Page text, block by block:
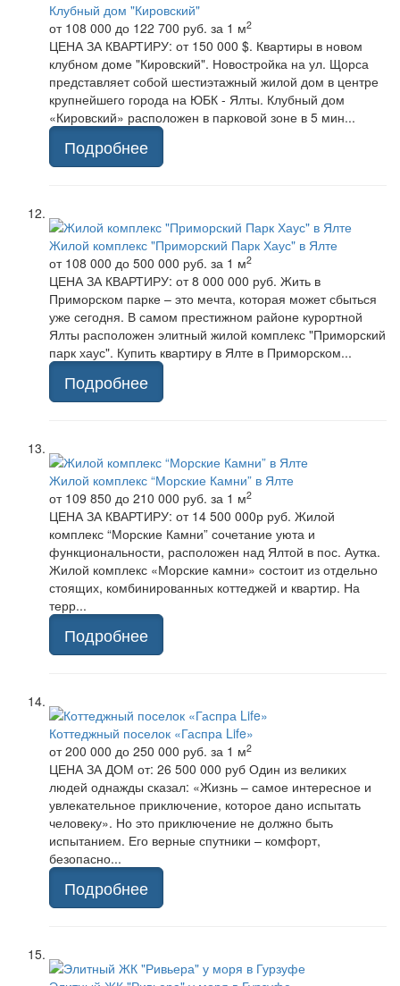
Клубный дом "Кировский"
от 108 000 до 122 700 руб. за 1 м2
ЦЕНА ЗА КВАРТИРУ: от 150 000 $. Квартиры в новом
клубном доме "Кировский". Новостройка на ул. Щорса
представляет собой шестиэтажный жилой дом в центре
крупнейшего города на ЮБК - Ялты. Клубный дом
«Кировский» расположен в парковой зоне в 5 мин...
Подробнее
Жилой комплекс "Приморский Парк Хаус" в Ялте
от 108 000 до 500 000 руб. за 1 м2
ЦЕНА ЗА КВАРТИРУ: от 8 000 000 руб. Жить в
Приморском парке – это мечта, которая может сбыться
уже сегодня. В самом престижном районе курортной
Ялты расположен элитный жилой комплекс "Приморский
парк хаус". Купить квартиру в Ялте в Приморском...
Подробнее
Жилой комплекс “Морские Камни” в Ялте
от 109 850 до 210 000 руб. за 1 м2
ЦЕНА ЗА КВАРТИРУ: от 14 500 000р руб. Жилой
комплекс “Морские Камни” сочетание уюта и
функциональности, расположен над Ялтой в пос. Аутка.
Жилой комплекс «Морские камни» состоит из отдельно
стоящих, комбинированных коттеджей и квартир. На
терр...
Подробнее
Коттеджный поселок «Гаспра Life»
от 200 000 до 250 000 руб. за 1 м2
ЦЕНА ЗА ДОМ от: 26 500 000 руб Один из великих
людей однажды сказал: «Жизнь – самое интересное и
увлекательное приключение, которое дано испытать
человеку». Но это приключение не должно быть
испытанием. Его верные спутники – комфорт,
безопасно...
Подробнее